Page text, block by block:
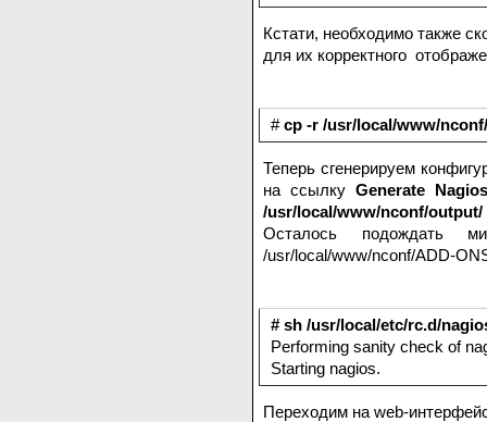
Кстати, необходимо также
для их корректного
#cp -r /usr/local/www/
Теперь сгенерируем
на ссылку Generate
/usr/local/www/nconf/output/
Осталось подождать
/usr/local/www/nconf/ADD-
# sh /usr/local/etc/rc.d/
Performing sanity check of
Starting nagios.
Переходим на web-